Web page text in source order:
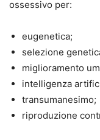
ossessivo per:
eugenetica;
selezione
miglioramento
intelligenza
transumanesimo;
riproduzione